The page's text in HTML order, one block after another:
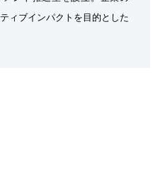
ィブインパクトを目的とした